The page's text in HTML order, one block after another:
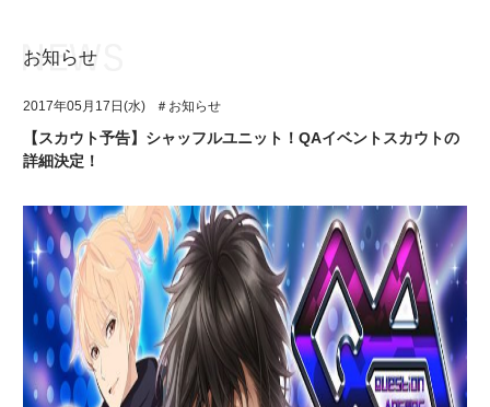
ユニット&キャラクター
アプリゲーム
イベント・キャンペーン
ミュージック
グッズ・本
ギャラリー
アイ★チュウとは
ユニット&キャラクター
アプリゲーム
イベント・キャンペーン
ミュージック
グッズ・本
お知らせ
2017年05月17日(水) ＃お知らせ
【スカウト予告】シャッフルユニット！QAイベントスカウトの
詳細決定！